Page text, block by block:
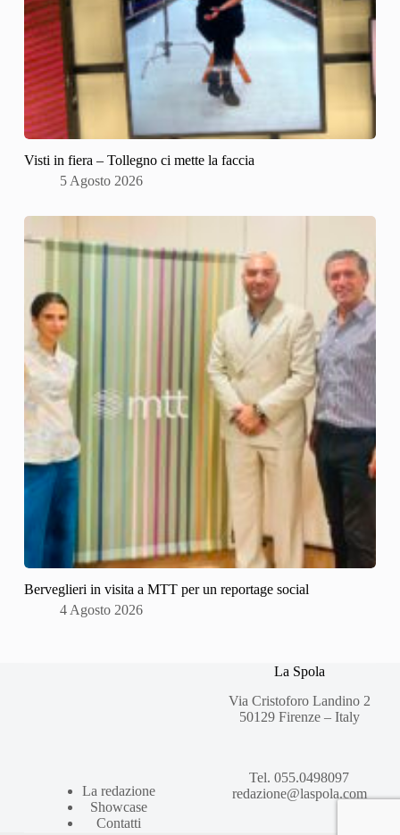
Visti in fiera – Tollegno ci mette la faccia
5 Agosto 2026
Berveglieri in visita a MTT per un reportage social
4 Agosto 2026
La Spola
Via Cristoforo Landino 2
50129 Firenze – Italy
La redazione
Showcase
Contatti
Tel. 055.0498097
redazione@laspola.com